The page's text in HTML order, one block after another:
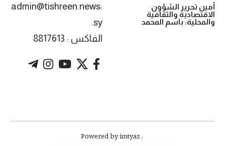
أمين تحرير الشؤون
الاقتصادية والثقافية
والمحلية: باسم المحمد
:admin@tishreen.news
.sy
الفاكس : 8817613
. Powered by imtyaz